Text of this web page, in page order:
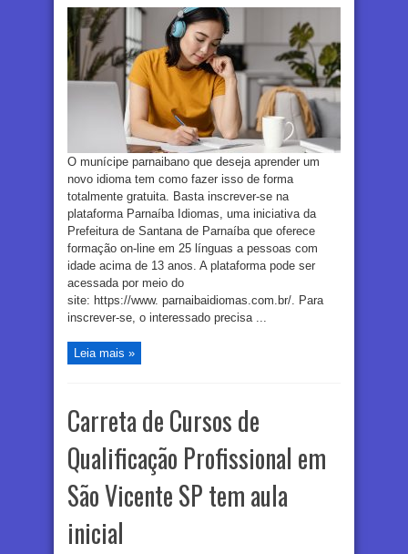
O munícipe parnaibano que deseja aprender um
novo idioma tem como fazer isso de forma
totalmente gratuita. Basta inscrever-se na
plataforma Parnaíba Idiomas, uma iniciativa da
Prefeitura de Santana de Parnaíba que oferece
formação on-line em 25 línguas a pessoas com
idade acima de 13 anos. A plataforma pode ser
acessada por meio do
site: https://www. parnaibaidiomas.com.br/. Para
inscrever-se, o interessado precisa ...
Leia mais »
Carreta de Cursos de
Qualificação Profissional em
São Vicente SP tem aula
inicial